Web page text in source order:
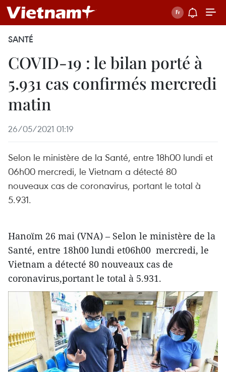
SANTÉ
COVID-19 : le bilan porté à
5.931 cas confirmés mercredi
matin
26/05/2021 01:19
Selon le ministère de la Santé, entre 18h00 lundi et
06h00 mercredi, le Vietnam a détecté 80
nouveaux cas de coronavirus, portant le total à
5.931.
Hanoïm 26 mai (VNA) – Selon le ministère de la
Santé, entre 18h00 lundi et06h00 mercredi, le
Vietnam a détecté 80 nouveaux cas de
coronavirus,portant le total à 5.931.